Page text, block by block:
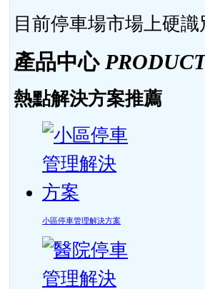
目前停車場市場上硬
產品中心
熱點解決方案推薦
小區停車管理解決方案